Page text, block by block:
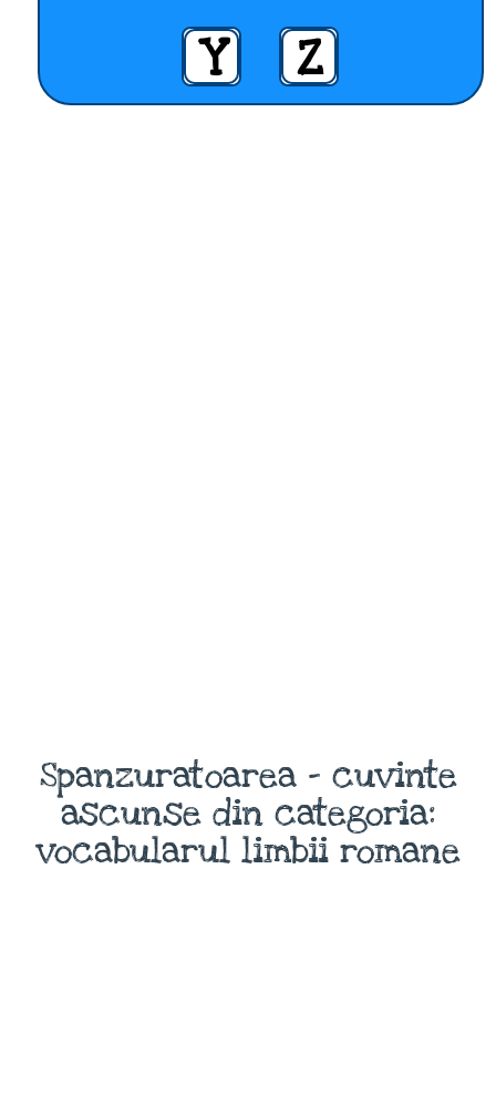
Y
Z
Spanzuratoarea - cuvinte
ascunse din categoria:
vocabularul limbii romane